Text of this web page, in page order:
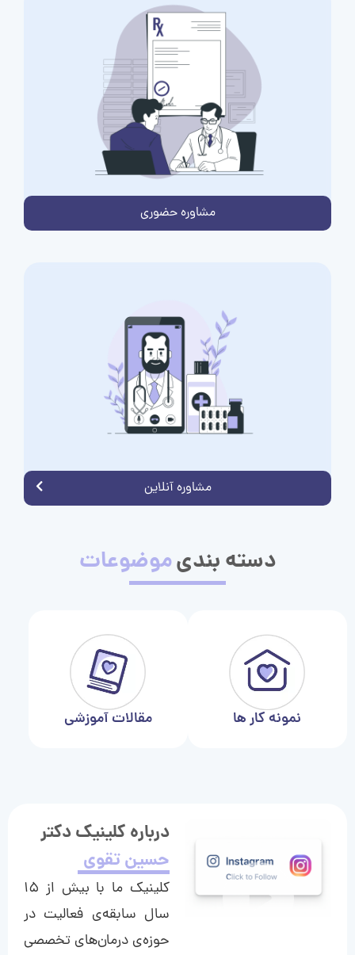
مشاوره حضوری
مشاوره آنلاین
دسته بندیموضوعات
نمونه کار ها مقالات آموزشی
درباره کلینیک دکتر
حسین تقوی
کلینیک ما با بیش از ۱۵
سال سابقه‌ی فعالیت در
حوزه‌ی درمان‌های تخصصی